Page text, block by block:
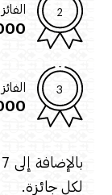
لكل جائزة.